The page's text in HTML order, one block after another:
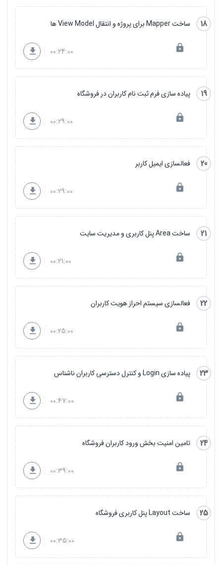
18 ساخت Mapper برای پروژه و انتقال View Model ها
00:24:00
19 پیاده سازی فرم ثبت نام کاربران در فروشگاه
00:29:00
20 فعالسازی ایمیل کاربر
00:29:00
21 ساخت Area پنل کاربری و مدیریت سایت
00:21:00
22 فعالسازی سیستم احراز هویت کاربران
00:25:00
23 پیاده سازی Login و کنترل دسترسی کاربران ناشناس
00:47:00
24 تامین امنیت بخش ورود کاربران فروشگاه
00:39:00
25 ساخت Layout پنل کاربری فروشگاه
00:35:00